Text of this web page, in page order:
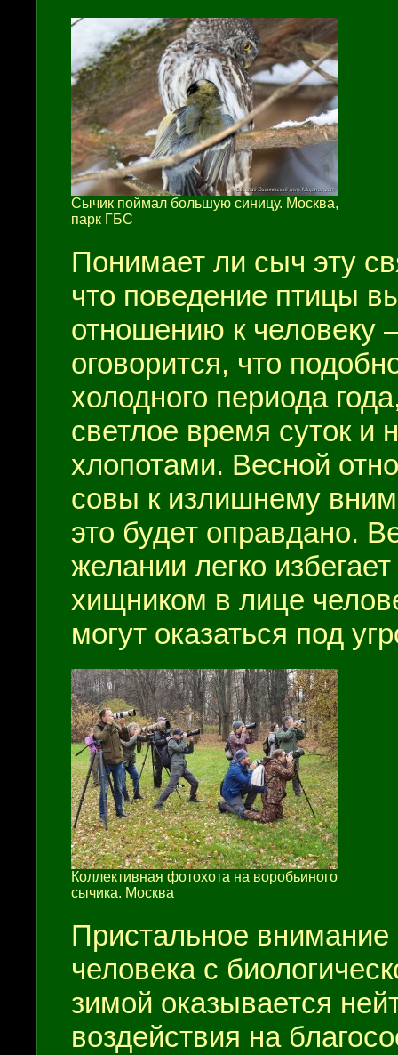
Сычик поймал большую синицу. Москва,
парк ГБС
Понимает ли сыч эту
что поведение птицы
отношению к человеку
оговорится, что
холодного периода
светлое время суток
хлопотами. Весной
совы к излишнему
это будет оправдано.
желании легко
хищником в лице
могут оказаться под
Коллективная фотохота на воробьиного
сычика. Москва
Пристальное
человека с
зимой оказывается
воздействия на